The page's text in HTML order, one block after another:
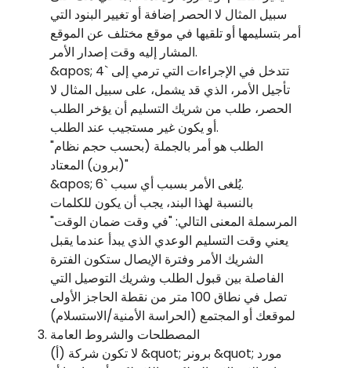
سبيل المثال لا الحصر إضافة أو تغيير البنود التي
أمر بتسليمها أو تلقيها في موقع مختلف عن الموقع
المشار إليه وقت إصدار الأمر.
&apos; 4` تتدخل في الإجراءات التي ترمي إلى
تأجيل الأمر، الذي قد يشمل، على سبيل المثال لا
الحصر، طلب من شريك التسليم أن يؤخر الطلب
أو يكون غير مستجيب عند الطلب.
"الطلب هو أمر بالجملة (بحسب حجم نظام
(برون) المعتاد"
&apos; 6` يُلغى الأمر بسبب أي سبب.
بالنسبة لهذا البند، يجب أن يكون للكلمات
المرسملة المعنى التالي: "في وقت ضمان الوقت"
يعني وقت التسليم الوعدي الذي يبدأ عندما يقبل
الشريك الأمر وفترة الإيصال ستكون الفترة
الفاصلة بين قبول الطلب وشريك التوصيل التي
تصل في نطاق 100 متر من نقطة الحاجز الأولى
لموقعك أو المجتمع (الحراسة الأمنية/الاستسلام)
المصطلحات والشروط العامة
(أ) لا تكون شركة &quot; برونر &quot; مورد